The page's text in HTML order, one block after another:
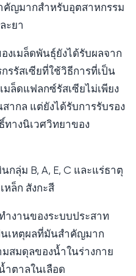
คัญมากสำหรับอุตสาหกรรม
ะยา
งเมล็ดพันธุ์ยังได้รับผลจาก
รรัสเซียที่ใช้วิธีการที่เป็น
ล็ดแฟลกซ์รัสเซียไม่เพียง
ากล แต่ยังได้รับการรับรอง
างนิเวศวิทยาของ
ลุ่ม B, A, E, C และแร่ธาตุ
หล็ก สังกะสี
ำงานของระบบประสาท
เหตุผลที่มันสำคัญมาก
สมดุลของน้ำในร่างกาย
ตาลในเลือด